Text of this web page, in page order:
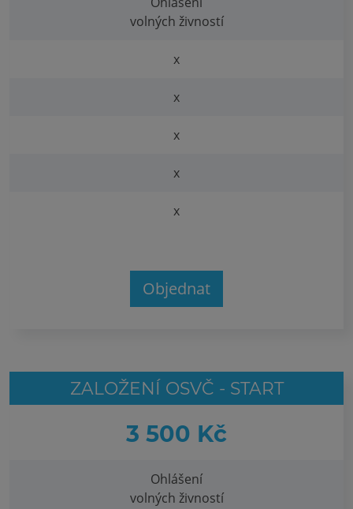
volných živností
x
x
x
x
x
Objednat
ZALOŽENÍ OSVČ - START
3 500 Kč
Ohlášení
volných živností